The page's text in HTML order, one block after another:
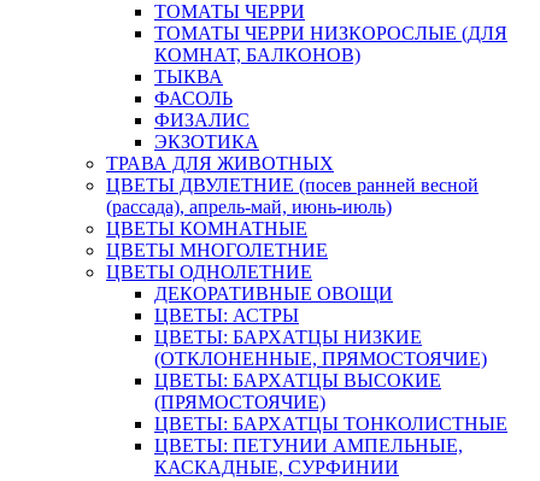
ТОМАТЫ ЧЕРРИ
ТОМАТЫ ЧЕРРИ НИЗКОРОСЛЫЕ (ДЛЯ
КОМНАТ, БАЛКОНОВ)
ТЫКВА
ФАСОЛЬ
ФИЗАЛИС
ЭКЗОТИКА
ТРАВА ДЛЯ ЖИВОТНЫХ
ЦВЕТЫ ДВУЛЕТНИЕ (посев ранней весной
(рассада), апрель-май, июнь-июль)
ЦВЕТЫ КОМНАТНЫЕ
ЦВЕТЫ МНОГОЛЕТНИЕ
ЦВЕТЫ ОДНОЛЕТНИЕ
ДЕКОРАТИВНЫЕ ОВОЩИ
ЦВЕТЫ: АСТРЫ
ЦВЕТЫ: БАРХАТЦЫ НИЗКИЕ
(ОТКЛОНЕННЫЕ, ПРЯМОСТОЯЧИЕ)
ЦВЕТЫ: БАРХАТЦЫ ВЫСОКИЕ
(ПРЯМОСТОЯЧИЕ)
ЦВЕТЫ: БАРХАТЦЫ ТОНКОЛИСТНЫЕ
ЦВЕТЫ: ПЕТУНИИ АМПЕЛЬНЫЕ,
КАСКАДНЫЕ, СУРФИНИИ